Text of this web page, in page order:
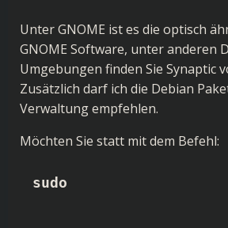
Unter GNOME ist es die optisch
GNOME Software, unter anderen
Umgebungen finden Sie Synaptic
Zusätzlich darf ich die Debian
Verwaltung empfehlen.
Möchten Sie statt mit dem Befehl:
sudo